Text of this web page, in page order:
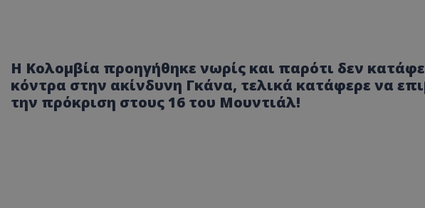
Η Κολομβία προηγήθηκε νωρίς και παρότι δεν
κόντρα στην ακίνδυνη Γκάνα, τελικά κατάφερε να
την πρόκριση στους 16 του Μουντιάλ!